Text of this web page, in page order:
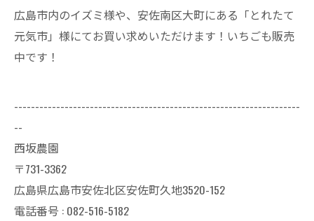
広島市内のイズミ様や、安佐南区大町にある「とれたて
元気市」様にてお買い求めいただけます！いちごも販売
中です！
--------------------------------------------------------------------
--
西坂農園
〒731-3362
広島県広島市安佐北区安佐町久地3520-152
電話番号 : 082-516-5182